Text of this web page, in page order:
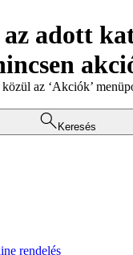
adott
az ‘Akciók’
Keresés
rendelés